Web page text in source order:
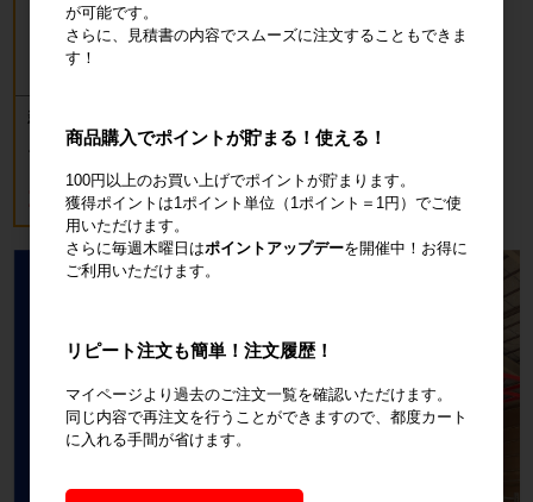
新品 カゴ台車 ロールボックスパレッ
ト(樹脂底板) W850×D650×H1700mm
ブルー
18,700円税込20,570円
が可能です。
さらに、見積書の内容でスムーズに注文することもできま
す！
商品購入でポイントが貯まる！使える！
100円以上のお買い上げでポイントが貯まります。
獲得ポイントは1ポイント単位（1ポイント＝1円）でご使
用いただけます。
さらに毎週木曜日はポイントアップデーを開催中！お得に
ご利用いただけます。
リピート注文も簡単！注文履歴！
マイページより過去のご注文一覧を確認いただけます。
同じ内容で再注文を行うことができますので、都度カート
に入れる手間が省けます。